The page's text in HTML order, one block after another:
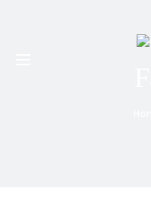
első tetoválására,